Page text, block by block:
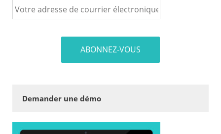
Demander une démo